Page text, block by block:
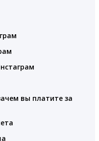
вы платите за